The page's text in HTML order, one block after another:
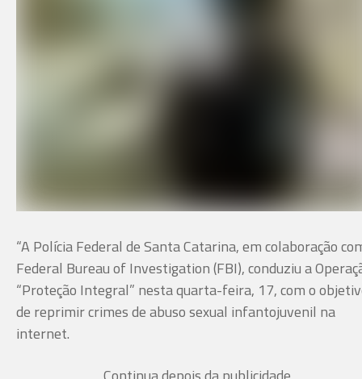
“A Polícia Federal de Santa Catarina, em colaboração
Federal Bureau of Investigation (FBI), conduziu a
“Proteção Integral” nesta quarta-feira, 17, com o
de reprimir crimes de abuso sexual infantojuvenil na
internet.